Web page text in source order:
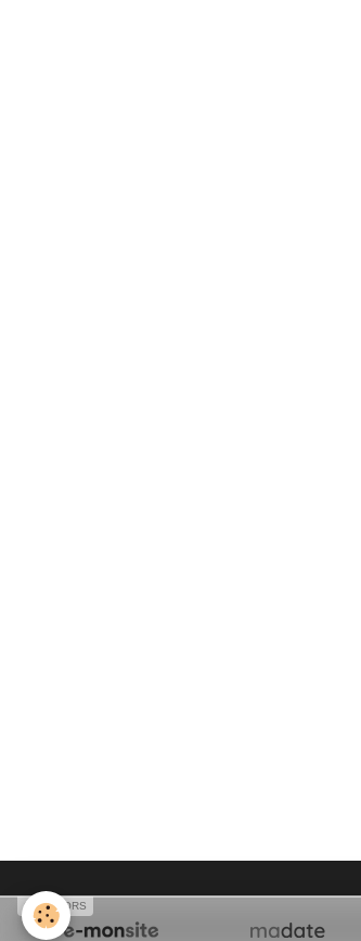
SPONSORS